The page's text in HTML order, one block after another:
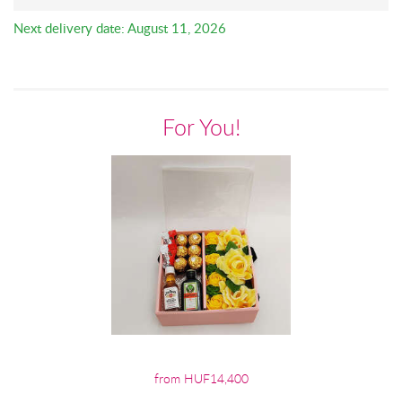
Next delivery date: August 11, 2026
For You!
from HUF14,400